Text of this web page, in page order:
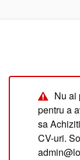
Nu ai
pentru a
sa
CV-uri.